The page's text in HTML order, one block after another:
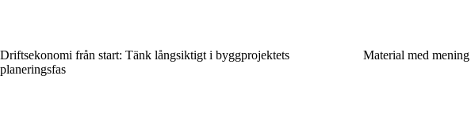
Driftsekonomi från start: Tänk långsiktigt i byggprojektets
planeringsfas
Material med